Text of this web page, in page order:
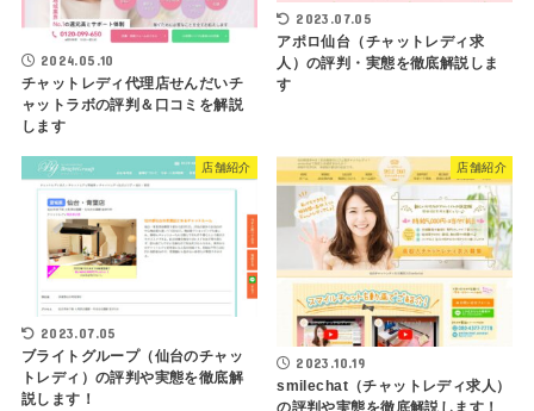
2024.05.10
チャットレディ代理店せんだいチ
ャットラボの評判＆口コミを解説
します
2023.07.05
アポロ仙台（チャットレディ求
人）の評判・実態を徹底解説しま
す
店舗紹介
2023.07.05
ブライトグループ（仙台のチャッ
トレディ）の評判や実態を徹底解
説します！
店舗紹介
2023.10.19
smilechat（チャットレディ求人）